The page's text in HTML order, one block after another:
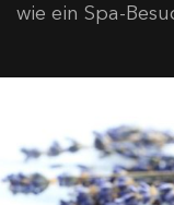
wie ein Spa-